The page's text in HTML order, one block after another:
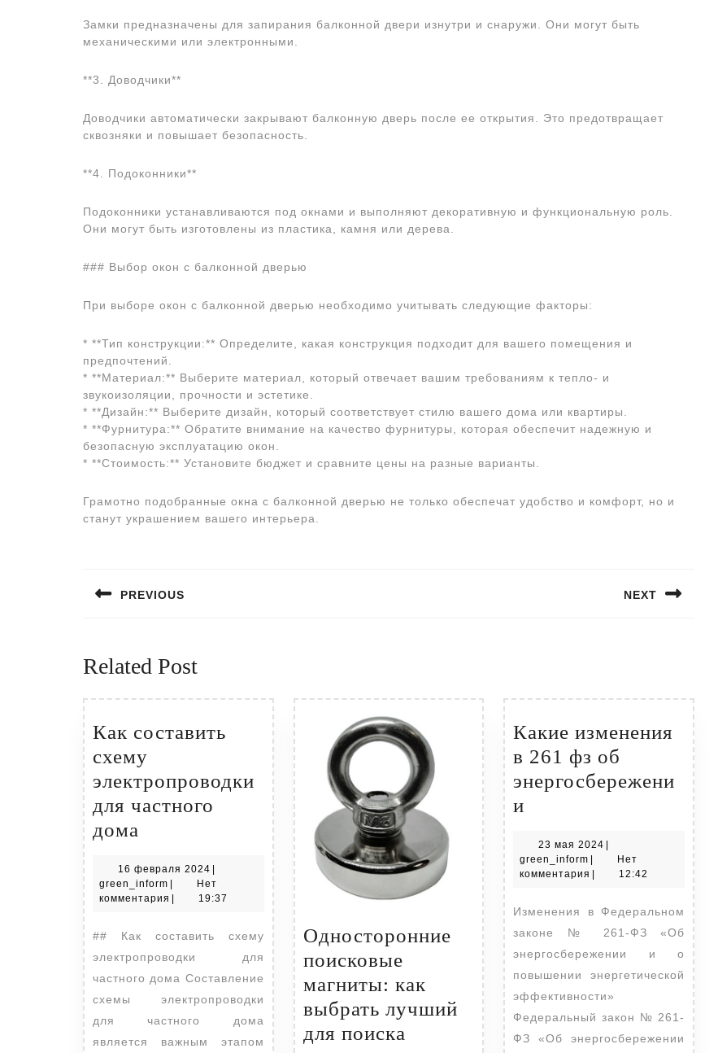
Замки предназначены для запирания балконной двери изнутри и снаружи. Они могут быть
механическими или электронными.
**3. Доводчики**
Доводчики автоматически закрывают балконную дверь после ее открытия. Это предотвращает
сквозняки и повышает безопасность.
**4. Подоконники**
Подоконники устанавливаются под окнами и выполняют декоративную и функциональную роль.
Они могут быть изготовлены из пластика, камня или дерева.
### Выбор окон с балконной дверью
При выборе окон с балконной дверью необходимо учитывать следующие факторы:
* **Тип конструкции:** Определите, какая конструкция подходит для вашего помещения и
предпочтений.
* **Материал:** Выберите материал, который отвечает вашим требованиям к тепло- и
звукоизоляции, прочности и эстетике.
* **Дизайн:** Выберите дизайн, который соответствует стилю вашего дома или квартиры.
* **Фурнитура:** Обратите внимание на качество фурнитуры, которая обеспечит надежную и
безопасную эксплуатацию окон.
* **Стоимость:** Установите бюджет и сравните цены на разные варианты.
Грамотно подобранные окна с балконной дверью не только обеспечат удобство и комфорт, но и
станут украшением вашего интерьера.
по
PREVIOUS NEXT
Related Post
Как составить
схему
электропроводки
для частного
дома
схему
электропроводки
частного
дома
16 февраля 2024 16
февраля
2024
|
green_inform green_inform
|
Нет
комментария | 19:37
## Как составить схему
электропроводки для
частного дома Составление
схемы электропроводки
для частного дома
является важным этапом
Односторонние
поисковые
магниты: как
выбрать лучший
для поиска
Какие изменения
в 261 фз об
энергосбережени
и
в
261
об
энергосбережении
23 мая 2024 23
мая
2024
|
green_inform green_inform
|
Нет
комментария | 12:42
Изменения в Федеральном
законе № 261-ФЗ «Об
энергосбережении и о
повышении энергетической
эффективности»
Федеральный закон № 261-
ФЗ «Об энергосбережении